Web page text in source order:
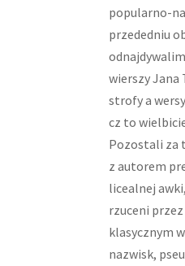
popularno-
przededniu
wierszy Jana
strofy a
cz to
Pozostali za
z autorem
licealnej
rzuceni
klasycznym
nazwisk,